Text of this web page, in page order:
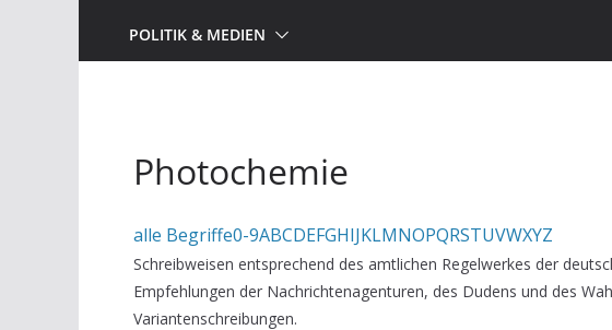
POLITIK & MEDIEN
Photochemie
alle Begriffe0-9ABCDEFGHIJKLMNOPQRSTUVWXYZ
Schreibweisen entsprechend des amtlichen Regelwerkes der
Empfehlungen der Nachrichtenagenturen, des Dudens und des
Variantenschreibungen.